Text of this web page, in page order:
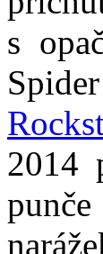
s
2014